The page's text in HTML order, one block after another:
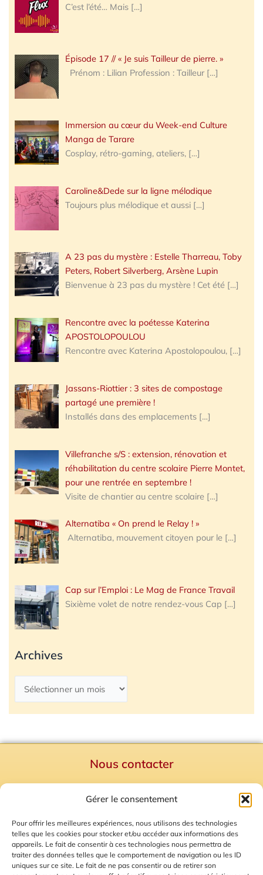
Gérer le consentement
Pour offrir les meilleures expériences, nous utilisons des technologies
telles que les cookies pour stocker et/ou accéder aux informations des
appareils. Le fait de consentir à ces technologies nous permettra de
traiter des données telles que le comportement de navigation ou les ID
uniques sur ce site. Le fait de ne pas consentir ou de retirer son
C’est l’été… Mais […]
Épisode 17 // « Je suis Tailleur de pierre. »
Prénom : Lilian Profession : Tailleur […]
Immersion au cœur du Week-end Culture
Manga de Tarare
Cosplay, rétro-gaming, ateliers, […]
Caroline&Dede sur la ligne mélodique
Toujours plus mélodique et aussi […]
A 23 pas du mystère : Estelle Tharreau, Toby
Peters, Robert Silverberg, Arsène Lupin
Bienvenue à 23 pas du mystère ! Cet été […]
Rencontre avec la poétesse Katerina
APOSTOLOPOULOU
Rencontre avec Katerina Apostolopoulou, […]
Jassans-Riottier : 3 sites de compostage
partagé une première !
Installés dans des emplacements […]
Villefranche s/S : extension, rénovation et
réhabilitation du centre scolaire Pierre Montet,
pour une rentrée en septembre !
Visite de chantier au centre scolaire […]
Alternatiba « On prend le Relay ! »
Alternatiba, mouvement citoyen pour le […]
Cap sur l’Emploi : Le Mag de France Travail
Sixième volet de notre rendez-vous Cap […]
Archives
Nous contacter
Mentions Légales
Plan du site
Gestion des Cookies